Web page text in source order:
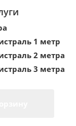
1 метр
2 метра
3 метра